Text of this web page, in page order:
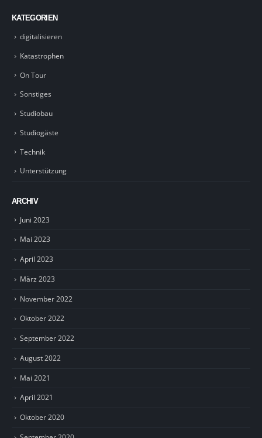
KATEGORIEN
digitalisieren
Katastrophen
On Tour
Sonstiges
Studiobau
Studiogäste
Technik
Unterstützung
ARCHIV
Juni 2023
Mai 2023
April 2023
März 2023
November 2022
Oktober 2022
September 2022
August 2022
Mai 2021
April 2021
Oktober 2020